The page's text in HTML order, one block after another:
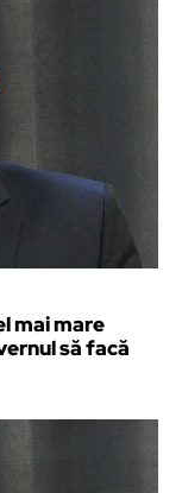
mai mare
să facă